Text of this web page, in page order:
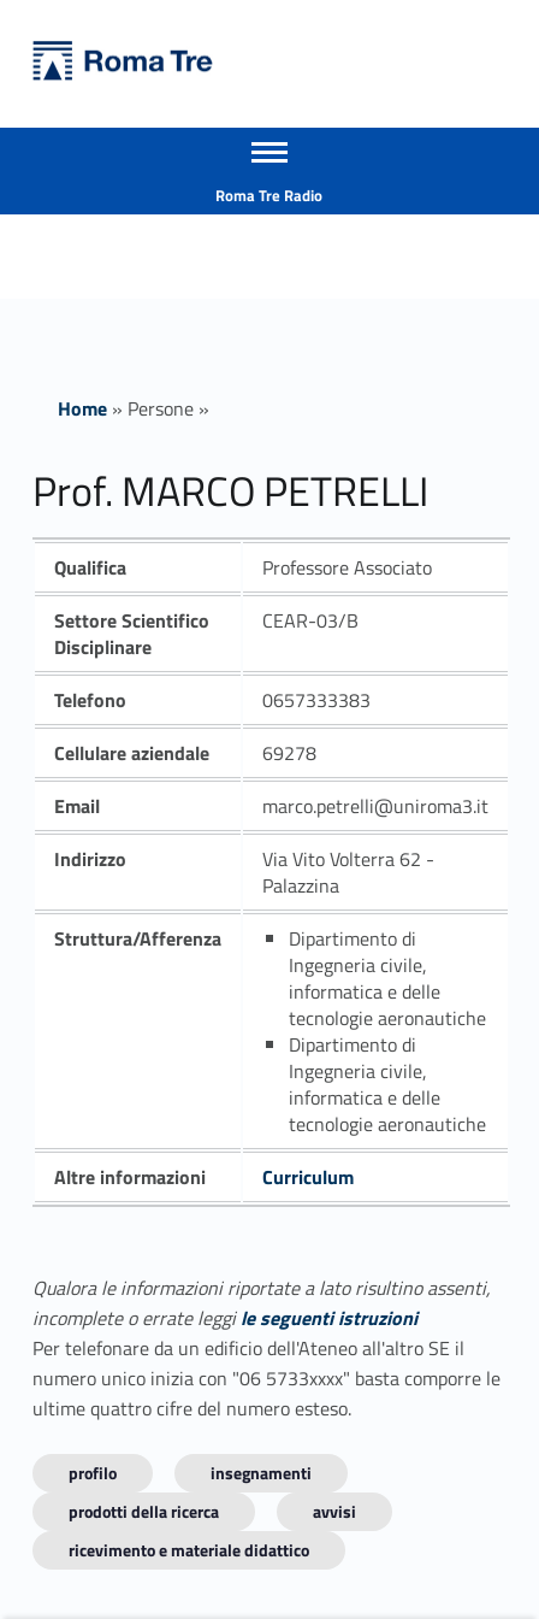
Prof. MARCO PETRELLI - Università Roma Tre
Apri il menu secondario
Roma Tre Radio
Home» Persone»
Prof. MARCO PETRELLI
Qualifica
Professore Associato
Settore Scientifico
Disciplinare
CEAR-03/B
Telefono
0657333383
Cellulare aziendale
69278
Email
marco.petrelli@uniroma3.it
Indirizzo
Via Vito Volterra 62 -
Palazzina
Struttura/Afferenza
Dipartimento di
Ingegneria civile,
informatica e delle
tecnologie aeronautiche
Dipartimento di
Ingegneria civile,
informatica e delle
tecnologie aeronautiche
Altre informazioni
Curriculum
Qualora le informazioni riportate a lato risultino assenti,
incomplete o errate leggile seguenti istruzioni
Per telefonare da un edificio dell'Ateneo all'altro SE il
numero unico inizia con "06 5733xxxx" basta comporre le
ultime quattro cifre del numero esteso.
profilo
insegnamenti
prodotti della ricerca
avvisi
ricevimento e materiale didattico